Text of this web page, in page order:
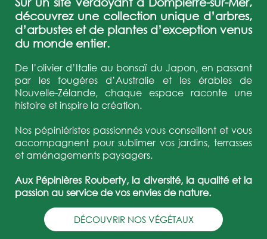
découvrez une collection unique d’arbres,
d’arbustes et de plantes d’exception venus
du monde entier.
De l’olivier d’Italie au bonsaï du Japon, en passant
par les fougères d’Australie et les érables de
Nouvelle-Zélande, chaque espace raconte une
histoire et inspire la création.
Nos pépiniéristes passionnés vous conseillent et vous
accompagnent pour sublimer vos jardins, terrasses
et aménagements paysagers.
Aux Pépinières Rouberty, la diversité, la qualité et la
passion au service de vos envies de nature.
DÉCOUVRIR NOS VÉGÉTAUX